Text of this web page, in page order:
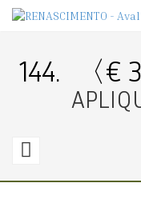
144. 〈€
〈€